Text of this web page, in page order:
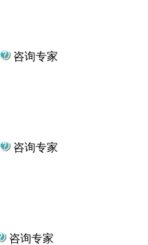
咨询专家
咨询专家
咨询专家